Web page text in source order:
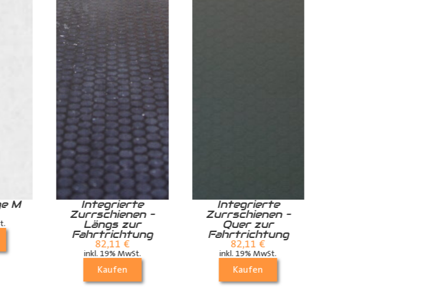
–
Integrierte
Zurrschienen –
Quer zur
Fahrtrichtung
82,11€
inkl. 19% MwSt.
Kaufen
Zurrschiene /
Airlineschiene für
die Dachstrebe
quer
24,99€
inkl. 19% MwSt.
Kaufen